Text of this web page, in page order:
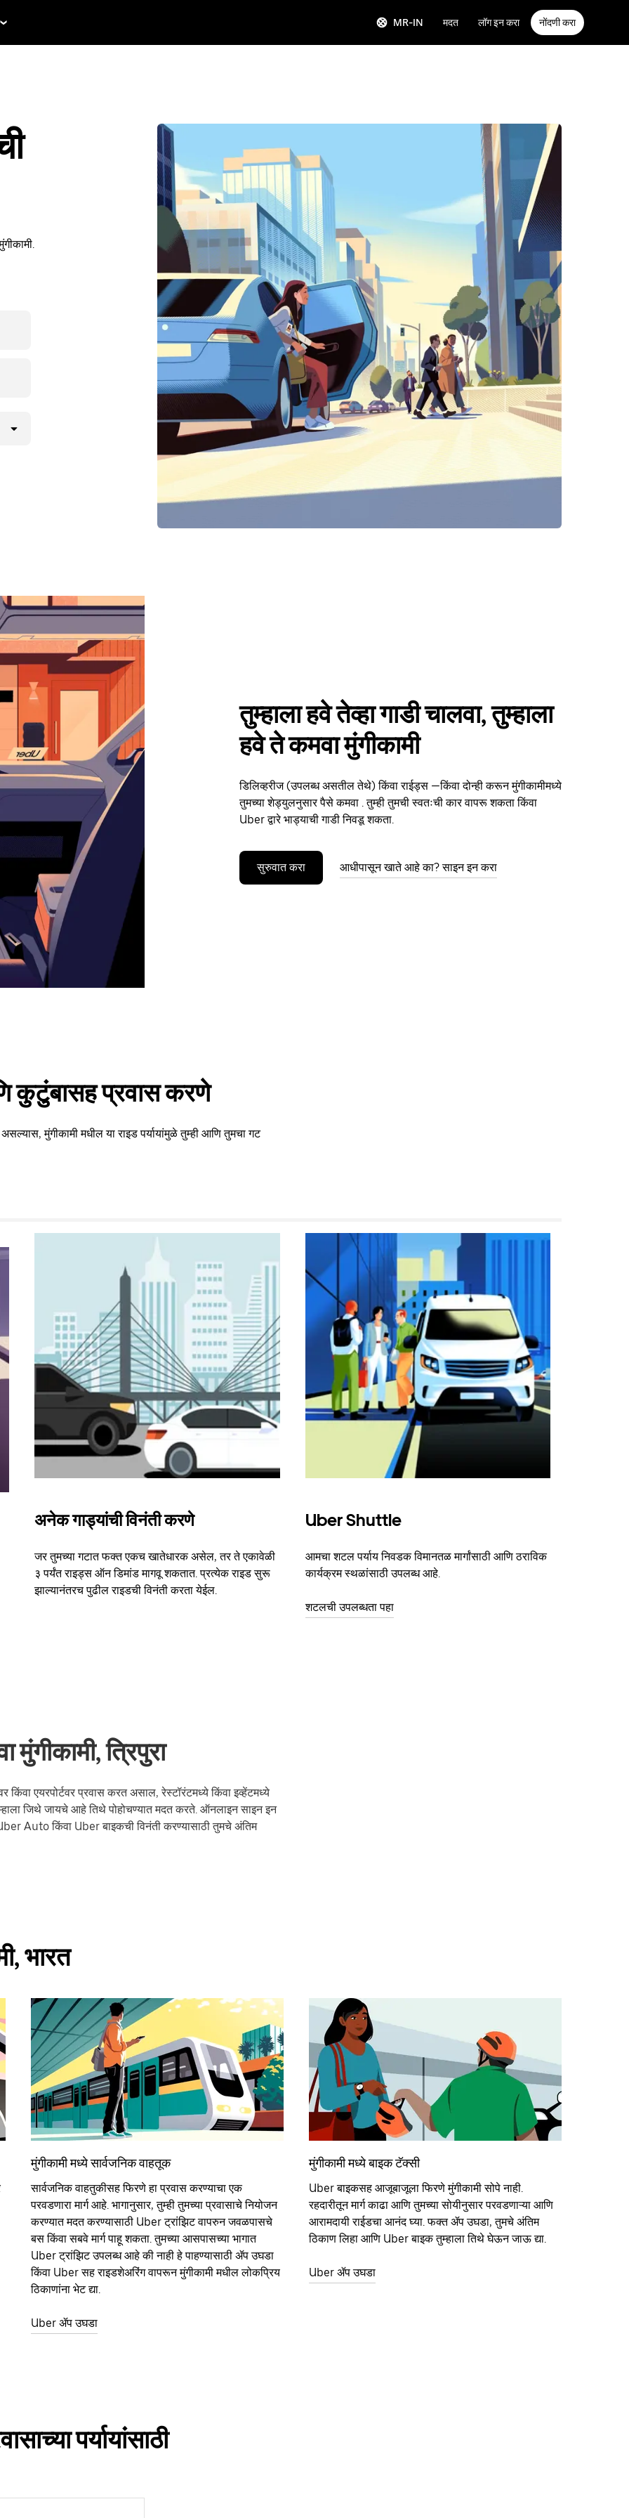
MR-IN मदत लॉग इन करा नोंदणी करा
तुम्हाला हवे तेव्हा गाडी चालवा, तुम्हाला
हवे ते कमवा मुंगीकामी
डिलिव्हरीज (उपलब्ध असतील तेथे) किंवा राईड्स —किंवा दोन्ही करून मुंगीकामीमध्ये
तुमच्या शेड्युलनुसार पैसे कमवा . तुम्ही तुमची स्वतःची कार वापरू शकता किंवा
Uber द्वारे भाड्याची गाडी निवडू शकता.
सुरुवात करा आधीपासून खाते आहे का? साइन इन करा
कुटुंबासह प्रवास करणे
मुंगीकामी मधील या राइड पर्यायांमुळे तुम्ही आणि तुमचा गट
अनेक गाड्यांची विनंती करणे
जर तुमच्या गटात फक्त एकच खातेधारक असेल, तर ते एकावेळी
३ पर्यंत राइड्स ऑन डिमांड मागवू शकतात. प्रत्येक राइड सुरू
झाल्यानंतरच पुढील राइडची विनंती करता येईल.
Uber Shuttle
आमचा शटल पर्याय निवडक विमानतळ मार्गांसाठी आणि ठराविक
कार्यक्रम स्थळांसाठी उपलब्ध आहे.
शटलची उपलब्धता पहा
त्रिपुरा
एयरपोर्टवर प्रवास करत असाल, रेस्टॉरंटमध्ये किंवा इव्हेंटमध्ये
जिथे जायचे आहे तिथे पोहोचण्यात मदत करते. ऑनलाइन साइन इन
Auto किंवा Uber बाइकची विनंती करण्यासाठी तुमचे अंतिम
भारत
मुंगीकामी मध्ये सार्वजनिक वाहतूक
सार्वजनिक वाहतुकीसह फिरणे हा प्रवास करण्याचा एक
परवडणारा मार्ग आहे. भागानुसार, तुम्ही तुमच्या प्रवासाचे नियोजन
करण्यात मदत करण्यासाठी Uber ट्रांझिट वापरुन जवळपासचे
बस किंवा सबवे मार्ग पाहू शकता. तुमच्या आसपासच्या भागात
Uber ट्रांझिट उपलब्ध आहे की नाही हे पाहण्यासाठी ॲप उघडा
किंवा Uber सह राइडशेअरिंग वापरून मुंगीकामी मधील लोकप्रिय
ठिकाणांना भेट द्या.
Uber ॲप उघडा
मुंगीकामी मध्ये बाइक टॅक्सी
Uber बाइकसह आजूबाजूला फिरणे मुंगीकामी सोपे नाही.
रहदारीतून मार्ग काढा आणि तुमच्या सोयीनुसार परवडणाऱ्या आणि
आरामदायी राईडचा आनंद घ्या. फक्त ॲप उघडा, तुमचे अंतिम
ठिकाण लिहा आणि Uber बाइक तुम्हाला तिथे घेऊन जाऊ द्या.
Uber ॲप उघडा
पर्यायांसाठी